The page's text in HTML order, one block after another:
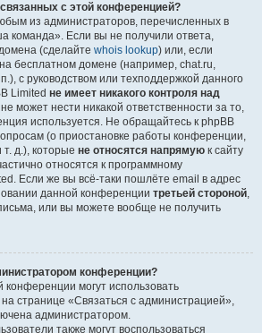
с этой конференцией?
из администраторов, перечисленных в
команда». Если вы не получили ответа,
(сделайте whois lookup) или, если
бесплатном домене (например, chat.ru,
с руководством или техподдержкой данного
Limited не имеет никакого контроля над
может нести никакой ответственности за то,
используется. Не обращайтесь к phpBB
(о приостановке работы конференции,
т. д.), которые не относятся напрямую к сайту
относятся к программному
Если же вы всё-таки пошлёте email в адрес
данной конференции третьей стороной,
или вы можете вообще не получить
конференции?
конференции могут использовать
странице «Связаться с администрацией»,
администратором.
также могут воспользоваться